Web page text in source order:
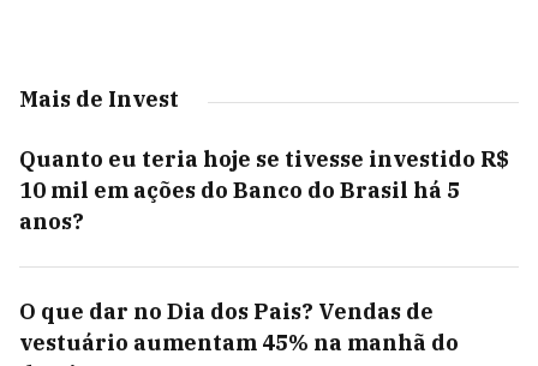
Mais de Invest
Quanto eu teria hoje se tivesse investido R$
10 mil em ações do Banco do Brasil há 5
anos?
O que dar no Dia dos Pais? Vendas de
vestuário aumentam 45% na manhã do